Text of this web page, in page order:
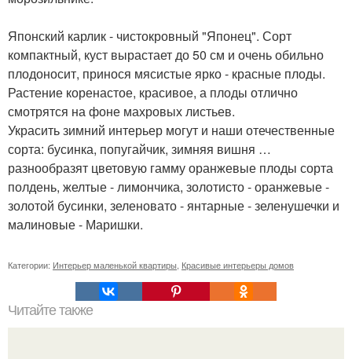
Японский карлик - чистокровный "Японец". Сорт
компактный, куст вырастает до 50 см и очень обильно
плодоносит, принося мясистые ярко - красные плоды.
Растение коренастое, красивое, а плоды отлично
смотрятся на фоне махровых листьев.
Украсить зимний интерьер могут и наши отечественные
сорта: бусинка, попугайчик, зимняя вишня …
разнообразят цветовую гамму оранжевые плоды сорта
полдень, желтые - лимончика, золотисто - оранжевые -
золотой бусинки, зеленовато - янтарные - зеленушечки и
малиновые - Маришки.
Категории: Интерьер маленькой квартиры, Красивые интерьеры домов
Читайте также